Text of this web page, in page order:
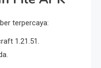
terpercaya:
1.21.51.